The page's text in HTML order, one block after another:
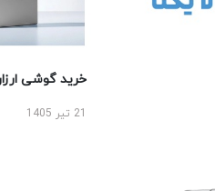
خرید گوشی ارزان